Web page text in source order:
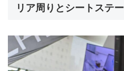
リア周りとシートステー